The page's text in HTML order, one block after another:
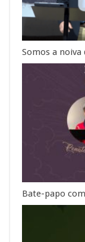
Somos a
Bate-papo